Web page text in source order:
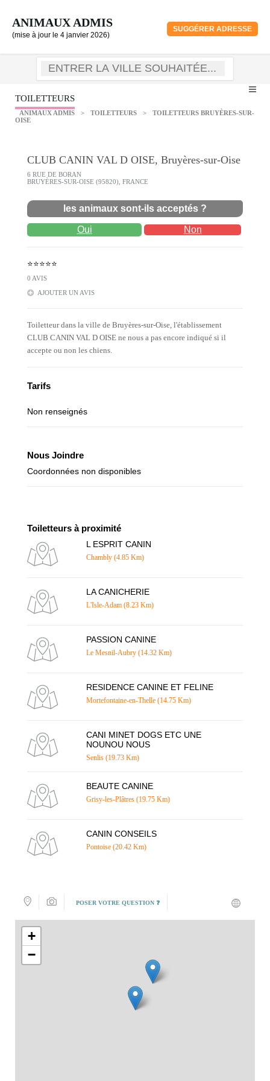
ANIMAUX ADMIS
(mise à jour le 4 janvier 2026)
SUGGÉRER ADRESSE
TOILETTEURS
ANIMAUX ADMIS > TOILETTEURS >
TOILETTEURS BRUYÈRES-SUR-
OISE
CLUB CANIN VAL D OISE, Bruyères-sur-Oise
6 RUE DE BORAN
BRUYÈRES-SUR-OISE (95820), FRANCE
les animaux sont-ils acceptés ?
Oui Non
⭐⭐⭐⭐⭐
0 AVIS
AJOUTER UN AVIS
Toiletteur dans la ville de Bruyères-sur-Oise, l'établissement
CLUB CANIN VAL D OISE ne nous a pas encore indiqué si il
accepte ou non les chiens.
Tarifs
Non renseignés
Nous Joindre
Coordonnées non disponibles
Toiletteurs à proximité
L ESPRIT CANIN
Chambly (4.85 Km)
LA CANICHERIE
L'Isle-Adam (8.23 Km)
PASSION CANINE
Le Mesnil-Aubry (14.32 Km)
RESIDENCE CANINE ET FELINE
Mortefontaine-en-Thelle (14.75 Km)
CANI MINET DOGS ETC UNE
NOUNOU NOUS
Senlis (19.73 Km)
BEAUTE CANINE
Grisy-les-Plâtres (19.75 Km)
CANIN CONSEILS
Pontoise (20.42 Km)
POSER VOTRE QUESTION ❓
+
−